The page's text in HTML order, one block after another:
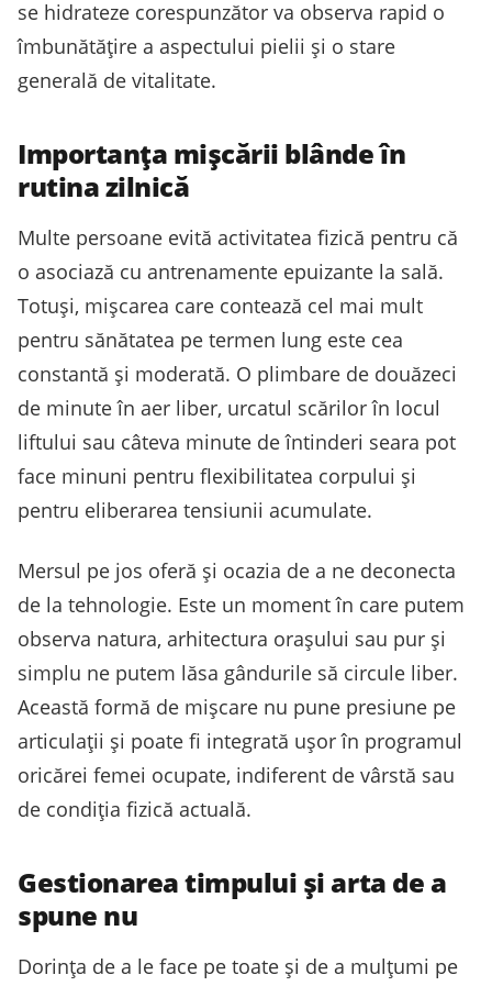
se hidrateze corespunzător va observa rapid o
îmbunătățire a aspectului pielii și o stare
generală de vitalitate.
Importanța mișcării blânde în
rutina zilnică
Multe persoane evită activitatea fizică pentru că
o asociază cu antrenamente epuizante la sală.
Totuși, mișcarea care contează cel mai mult
pentru sănătatea pe termen lung este cea
constantă și moderată. O plimbare de douăzeci
de minute în aer liber, urcatul scărilor în locul
liftului sau câteva minute de întinderi seara pot
face minuni pentru flexibilitatea corpului și
pentru eliberarea tensiunii acumulate.
Mersul pe jos oferă și ocazia de a ne deconecta
de la tehnologie. Este un moment în care putem
observa natura, arhitectura orașului sau pur și
simplu ne putem lăsa gândurile să circule liber.
Această formă de mișcare nu pune presiune pe
articulații și poate fi integrată ușor în programul
oricărei femei ocupate, indiferent de vârstă sau
de condiția fizică actuală.
Gestionarea timpului și arta de a
spune nu
Dorința de a le face pe toate și de a mulțumi pe